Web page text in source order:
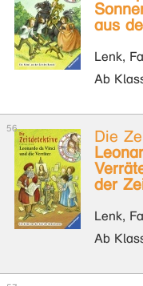
aus
Lenk,
Ab
Die
der
Lenk,
Ab